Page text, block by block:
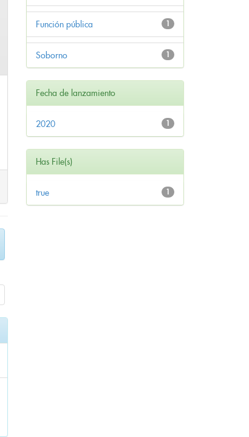
1
Función pública
1
Soborno
Fecha de lanzamiento
1
2020
Has File(s)
1
true